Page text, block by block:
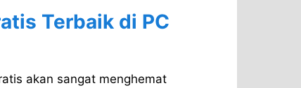
Terbaik di PC
akan sangat menghemat